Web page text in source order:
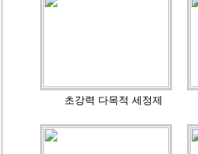
초강력 다목적 세정제